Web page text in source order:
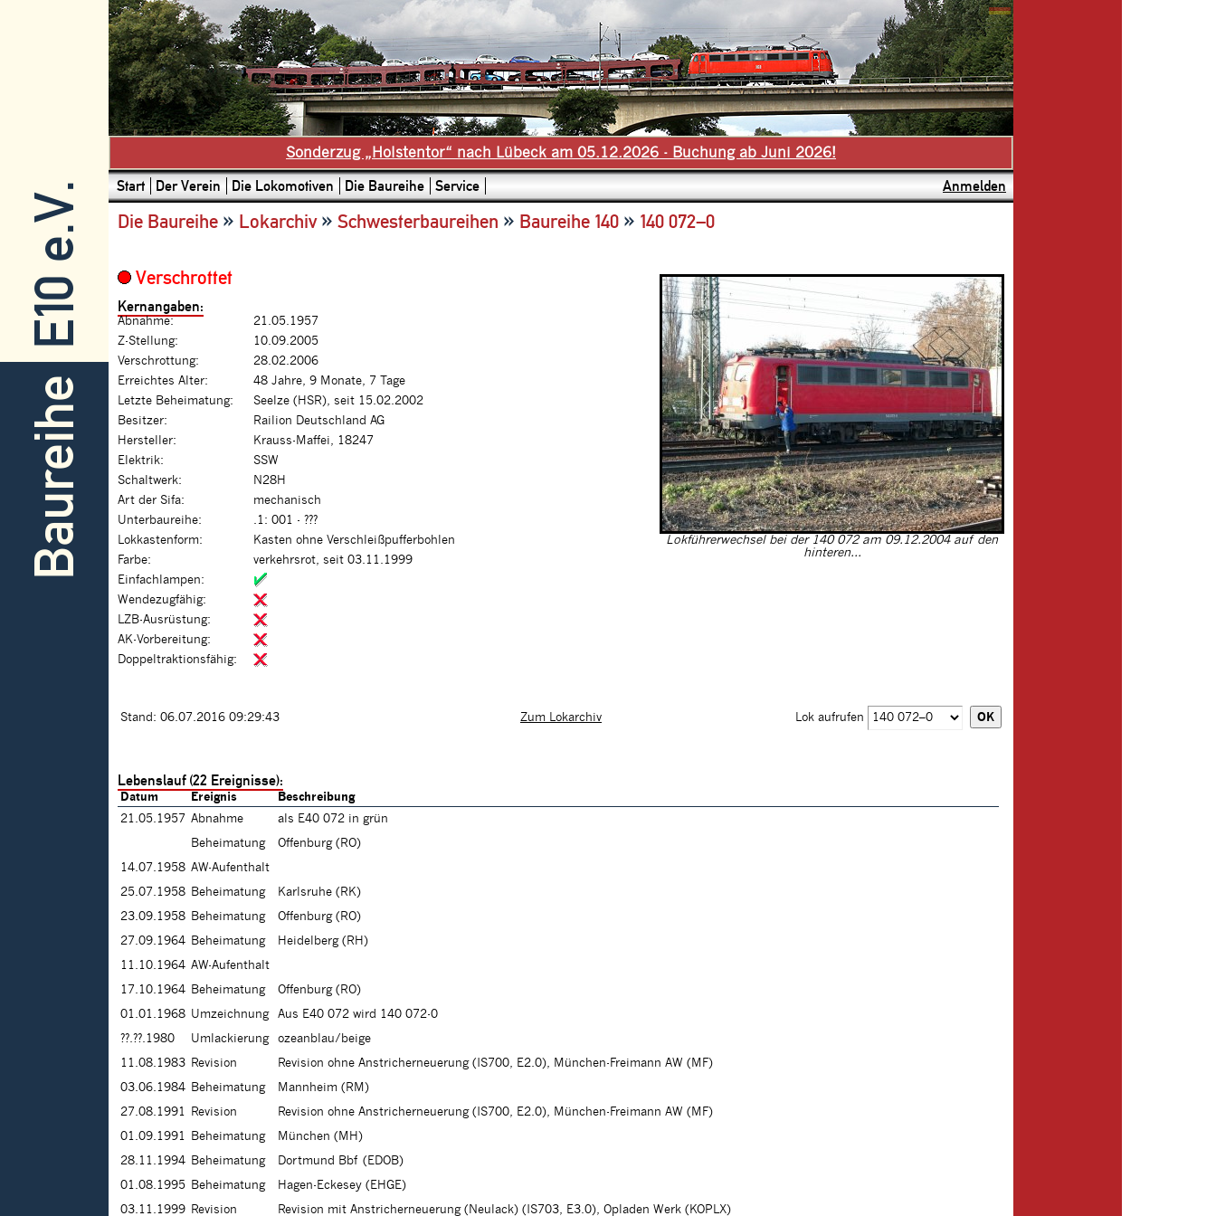
E10 e.V.
Baureihe
Sonderzug „Holstentor“ nach Lübeck am 05.12.2026 - Buchung ab Juni 2026!
Start Der Verein Die Lokomotiven Die Baureihe Service Anmelden
Die Baureihe » Lokarchiv» Schwesterbaureihen » Baureihe 140 » 140 072–0
Lokführerwechsel bei der 140 072 am 09.12.2004 auf den
hinteren...
Verschrottet
Kernangaben:
Abnahme:
21.05.1957
Z-Stellung:
10.09.2005
Verschrottung:
28.02.2006
Erreichtes Alter:
48 Jahre, 9 Monate, 7 Tage
Letzte Beheimatung:
Seelze (HSR), seit 15.02.2002
Besitzer:
Railion Deutschland AG
Hersteller:
Krauss-Maffei, 18247
Elektrik:
SSW
Schaltwerk:
N28H
Art der Sifa:
mechanisch
Unterbaureihe:
.1: 001 - ???
Lokkastenform:
Kasten ohne Verschleißpufferbohlen
Farbe:
verkehrsrot, seit 03.11.1999
Einfachlampen:
Wendezugfähig:
LZB-Ausrüstung:
AK-Vorbereitung:
Doppeltraktionsfähig:
Stand: 06.07.2016 09:29:43 Zum Lokarchiv Lok aufrufen
Lebenslauf (22 Ereignisse):
Datum Ereignis
Beschreibung
21.05.1957 Abnahme
als E40 072 in grün
Beheimatung
Offenburg (RO)
14.07.1958 AW-Aufenthalt
25.07.1958 Beheimatung
Karlsruhe (RK)
23.09.1958 Beheimatung
Offenburg (RO)
27.09.1964 Beheimatung
Heidelberg (RH)
11.10.1964 AW-Aufenthalt
17.10.1964 Beheimatung
Offenburg (RO)
01.01.1968 Umzeichnung
Aus E40 072 wird 140 072-0
??.??.1980
Umlackierung
ozeanblau/beige
11.08.1983 Revision
Revision ohne Anstricherneuerung (IS700, E2.0), München-Freimann AW (MF)
03.06.1984 Beheimatung
Mannheim (RM)
27.08.1991
Revision
Revision ohne Anstricherneuerung (IS700, E2.0), München-Freimann AW (MF)
01.09.1991
Beheimatung
München (MH)
28.11.1994 Beheimatung
Dortmund Bbf (EDOB)
01.08.1995 Beheimatung
Hagen-Eckesey (EHGE)
03.11.1999 Revision
Revision mit Anstricherneuerung (Neulack) (IS703, E3.0), Opladen Werk (KOPLX)